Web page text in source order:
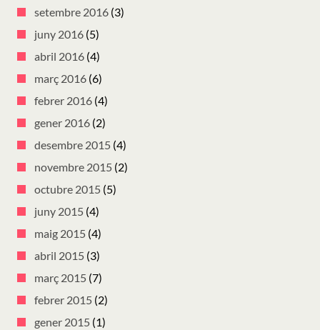
setembre 2016 (3)
juny 2016 (5)
abril 2016 (4)
març 2016 (6)
febrer 2016 (4)
gener 2016 (2)
desembre 2015 (4)
novembre 2015 (2)
octubre 2015 (5)
juny 2015 (4)
maig 2015 (4)
abril 2015 (3)
març 2015 (7)
febrer 2015 (2)
gener 2015 (1)